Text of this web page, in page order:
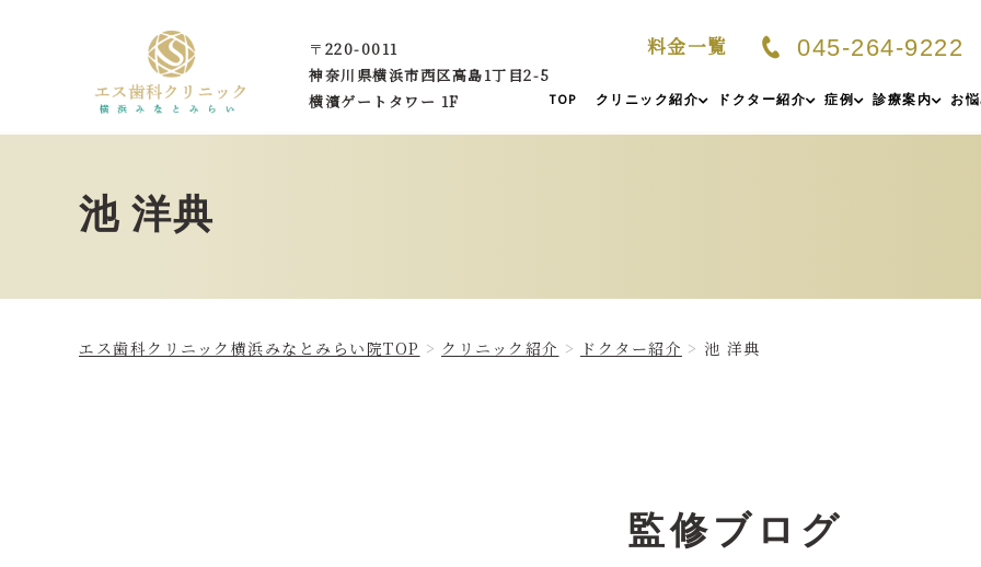
〒 220-0011
神奈川県横浜市西区高島1丁目2-5
横濱ゲートタワー 1F
料金一覧 045-264-9222
TOP クリニック紹介 ドクター紹介 症例 診療案内 お
池 洋典
エス歯科クリニック横浜みなとみらい院TOP クリニック紹介 ドクター紹介 池 洋典
監修ブログ